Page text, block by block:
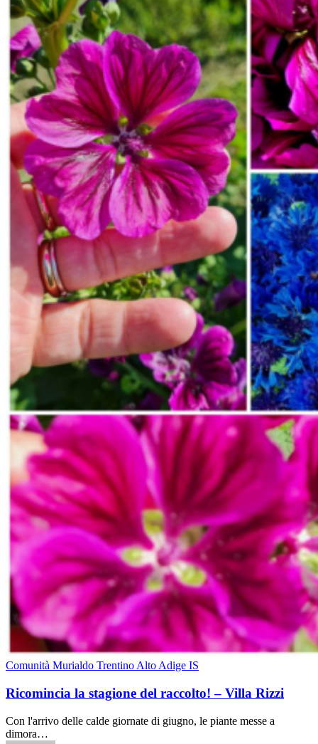
Comunità Murialdo Trentino Alto Adige IS
Ricomincia la stagione del raccolto! – Villa Rizzi
Con l'arrivo delle calde giornate di giugno, le piante messe a
dimora…